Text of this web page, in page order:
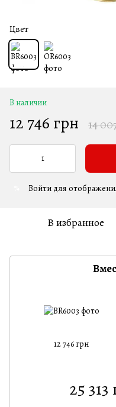
Цвет
В наличии
12 746 грн 14
Войти для
В избранное
12 746 грн
25 313